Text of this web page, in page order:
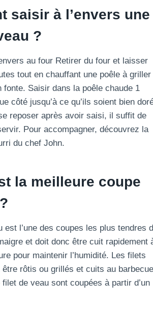
saisir à l’envers une
?
au four Retirer du four et laisser
tout en chauffant une poêle à griller
fonte. Saisir dans la poêle chaude 1
côté jusqu’à ce qu’ils soient bien
reposer après avoir saisi, il suffit de
Pour accompagner, découvrez la
du chef John.
la meilleure coupe
est l’une des coupes les plus tendres
et doit donc être cuit rapidement
pour maintenir l’humidité. Les filets
être rôtis ou grillés et cuits au
de veau sont coupées à partir d’un